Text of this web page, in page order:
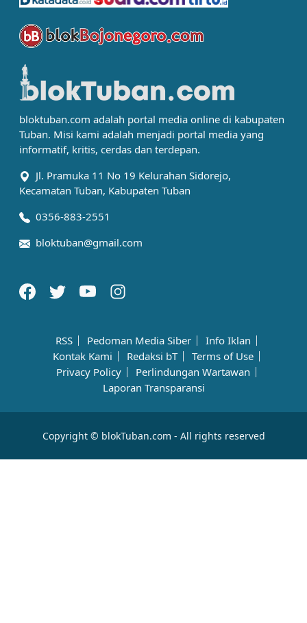
bloktuban.com adalah portal media online di kabupaten
Tuban. Misi kami adalah menjadi portal media yang
informatif, kritis, cerdas dan terdepan.
Jl. Pramuka 11 No 19 Kelurahan Sidorejo,
Kecamatan Tuban, Kabupaten Tuban
0356-883-2551
bloktuban@gmail.com
RSS Pedoman Media Siber
Info Iklan
Kontak Kami
Redaksi bT
Terms of Use
Privacy Policy
Perlindungan Wartawan
Laporan Transparansi
Copyright © blokTuban.com - All rights reserved